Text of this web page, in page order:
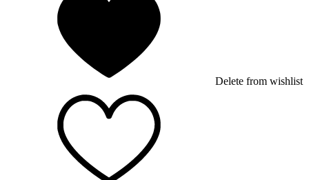
Delete from wishlist